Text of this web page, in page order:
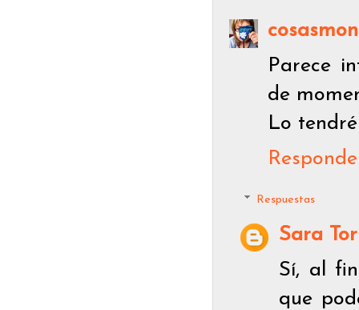
Parece
de
Lo
Respuestas
Sara
Sí, al
que